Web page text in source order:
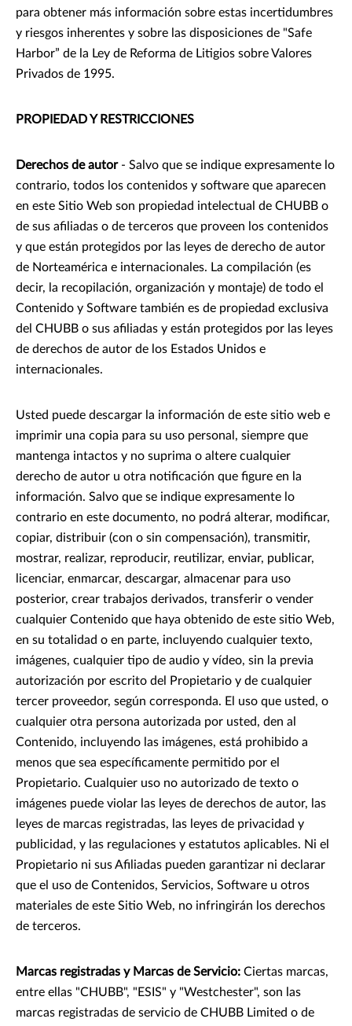
para obtener más información sobre estas incertidumbres
y riesgos inherentes y sobre las disposiciones de "Safe
Harbor” de la Ley de Reforma de Litigios sobre Valores
Privados de 1995.
PROPIEDAD Y RESTRICCIONES
Derechos de autor - Salvo que se indique expresamente lo
contrario, todos los contenidos y software que aparecen
en este Sitio Web son propiedad intelectual de CHUBB o
de sus afiliadas o de terceros que proveen los contenidos
y que están protegidos por las leyes de derecho de autor
de Norteamérica e internacionales. La compilación (es
decir, la recopilación, organización y montaje) de todo el
Contenido y Software también es de propiedad exclusiva
del CHUBB o sus afiliadas y están protegidos por las leyes
de derechos de autor de los Estados Unidos e
internacionales.
Usted puede descargar la información de este sitio web e
imprimir una copia para su uso personal, siempre que
mantenga intactos y no suprima o altere cualquier
derecho de autor u otra notificación que figure en la
información. Salvo que se indique expresamente lo
contrario en este documento, no podrá alterar, modificar,
copiar, distribuir (con o sin compensación), transmitir,
mostrar, realizar, reproducir, reutilizar, enviar, publicar,
licenciar, enmarcar, descargar, almacenar para uso
posterior, crear trabajos derivados, transferir o vender
cualquier Contenido que haya obtenido de este sitio Web,
en su totalidad o en parte, incluyendo cualquier texto,
imágenes, cualquier tipo de audio y vídeo, sin la previa
autorización por escrito del Propietario y de cualquier
tercer proveedor, según corresponda. El uso que usted, o
cualquier otra persona autorizada por usted, den al
Contenido, incluyendo las imágenes, está prohibido a
menos que sea específicamente permitido por el
Propietario. Cualquier uso no autorizado de texto o
imágenes puede violar las leyes de derechos de autor, las
leyes de marcas registradas, las leyes de privacidad y
publicidad, y las regulaciones y estatutos aplicables. Ni el
Propietario ni sus Afiliadas pueden garantizar ni declarar
que el uso de Contenidos, Servicios, Software u otros
materiales de este Sitio Web, no infringirán los derechos
de terceros.
Marcas registradas y Marcas de Servicio: Ciertas marcas,
entre ellas "CHUBB", "ESIS" y "Westchester", son las
marcas registradas de servicio de CHUBB Limited o de